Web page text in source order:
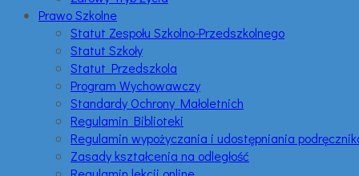
Prawo Szkolne
Statut Zespołu Szkolno-Przedszkolnego
Statut Szkoły
Statut Przedszkola
Program Wychowawczy
Standardy Ochrony Małoletnich
Regulamin Biblioteki
Regulamin wypożyczania i udostępniania
Zasady kształcenia na odległość